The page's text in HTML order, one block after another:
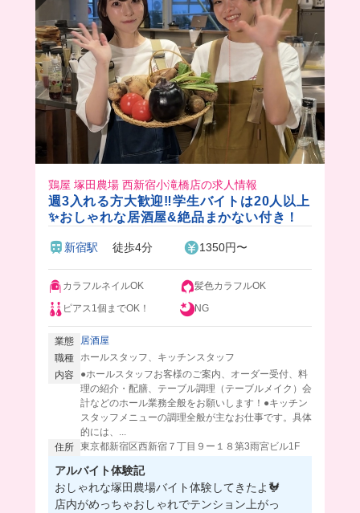
鶏屋 塚田農場 西新宿小滝橋店の求人情報
週3入れる方大歓迎‼️学生バイトは20人以上
✨おしゃれな居酒屋&絶品まかない付き！
新宿駅 徒歩4分 1350円〜
カラフルネイルOK
髪色カラフルOK
ピアス1個までOK！
NG
業態
居酒屋
職種
ホールスタッフ、キッチンスタッフ
内容
●ホールスタッフお客様のご案内、オーダー受付、料
理の紹介・配膳、テーブル調理（テーブルメイク）会
計などのホール業務全般をお願いします！●キッチン
スタッフメニューの調理全般が主なお仕事です。具体
的には、...
住所 東京都新宿区西新宿７丁目９ー１８第3雨宮ビル1F
アルバイト体験記
おしゃれな塚田農場バイト体験してきたよ🐓
店内がめっちゃおしゃれでテンション上がっ